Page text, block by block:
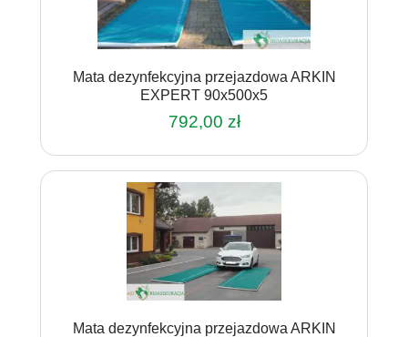
Mata dezynfekcyjna przejazdowa ARKIN
EXPERT 90x500x5
792,00 zł
Mata dezynfekcyjna przejazdowa ARKIN